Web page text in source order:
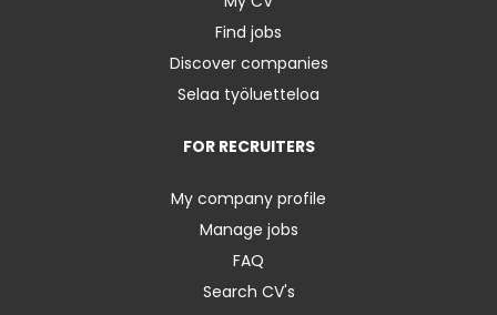
Find jobs
Discover companies
Selaa työluetteloa
FOR RECRUITERS
My company profile
Manage jobs
FAQ
Search CV's